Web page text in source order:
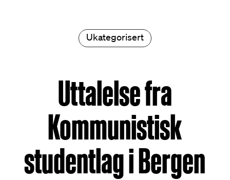
Ukategorisert
Uttalelse fra
Kommunistisk
studentlag i Bergen